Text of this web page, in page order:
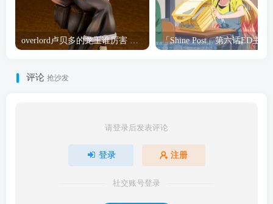
overlord卢贝多的龙王谁厉害 「Overlord」露普斯蕾琪娜·贝塔手办开订
评论 抢沙发
请登录后发表评论
登录 注册
社交账号登录